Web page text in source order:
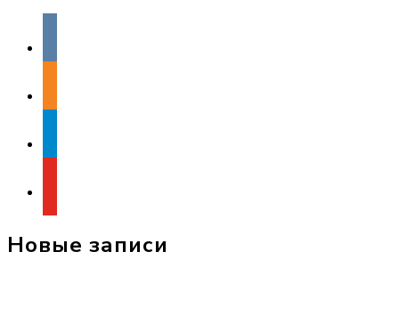
Новые записи